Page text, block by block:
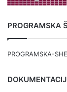
PROGRAMSKA
PROGRAMSKA-